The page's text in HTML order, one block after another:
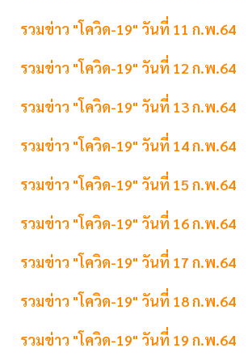
รวมข่าว "โควิด-19" วันที่ 11 ก.พ.64
รวมข่าว "โควิด-19" วันที่ 12 ก.พ.64
รวมข่าว "โควิด-19" วันที่ 13 ก.พ.64
รวมข่าว "โควิด-19" วันที่ 14 ก.พ.64
รวมข่าว "โควิด-19" วันที่ 15 ก.พ.64
รวมข่าว "โควิด-19" วันที่ 16 ก.พ.64
รวมข่าว "โควิด-19" วันที่ 17 ก.พ.64
รวมข่าว "โควิด-19" วันที่ 18 ก.พ.64
รวมข่าว "โควิด-19" วันที่ 19 ก.พ.64